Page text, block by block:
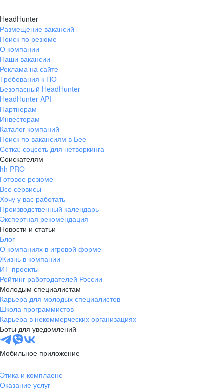
HeadHunter
Размещение вакансий
Поиск по резюме
О компании
Наши вакансии
Реклама на сайте
Требования к ПО
Безопасный HeadHunter
HeadHunter API
Партнерам
Инвесторам
Каталог компаний
Поиск по вакансиям в Бее
Сетка: соцсеть для нетворкинга
Соискателям
hh PRO
Готовое резюме
Все сервисы
Хочу у вас работать
Производственный календарь
Экспертная рекомендация
Новости и статьи
Блог
О компаниях в игровой форме
Жизнь в компании
ИТ-проекты
Рейтинг работодателей России
Молодым специалистам
Карьера для молодых специалистов
Школа программистов
Карьера в некоммерческих организациях
Боты для уведомлений
Мобильное приложение
Этика и комплаенс
Оказание услуг